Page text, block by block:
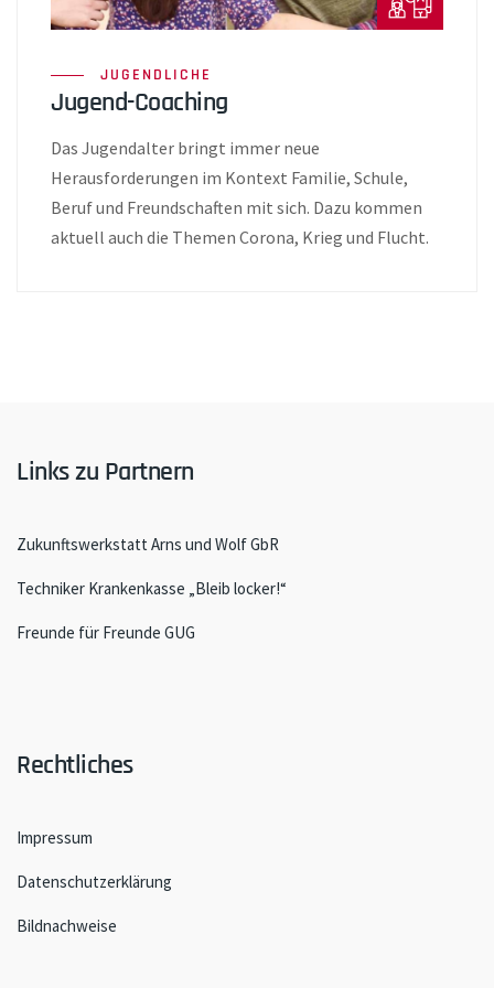
JUGENDLICHE
Jugend-Coaching
Das Jugendalter bringt immer neue
Herausforderungen im Kontext Familie, Schule,
Beruf und Freundschaften mit sich. Dazu kommen
aktuell auch die Themen Corona, Krieg und Flucht.
Links zu Partnern
Zukunftswerkstatt Arns und Wolf GbR
Techniker Krankenkasse „Bleib locker!“
Freunde für Freunde GUG
Rechtliches
Impressum
Datenschutzerklärung
Bildnachweise